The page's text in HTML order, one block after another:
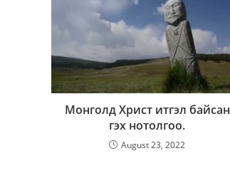
Монголд Христ итгэл байсан
гэх нотолгоо.
August 23, 2022